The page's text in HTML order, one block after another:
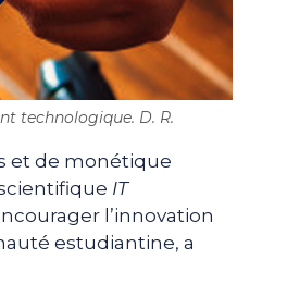
technologique. D. R.
et de monétique
IT
l’innovation
estudiantine, a